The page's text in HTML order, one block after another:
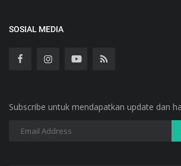
SOSIAL MEDIA
Subscribe untuk mendapatkan update dan